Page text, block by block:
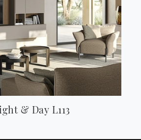
& Day L113